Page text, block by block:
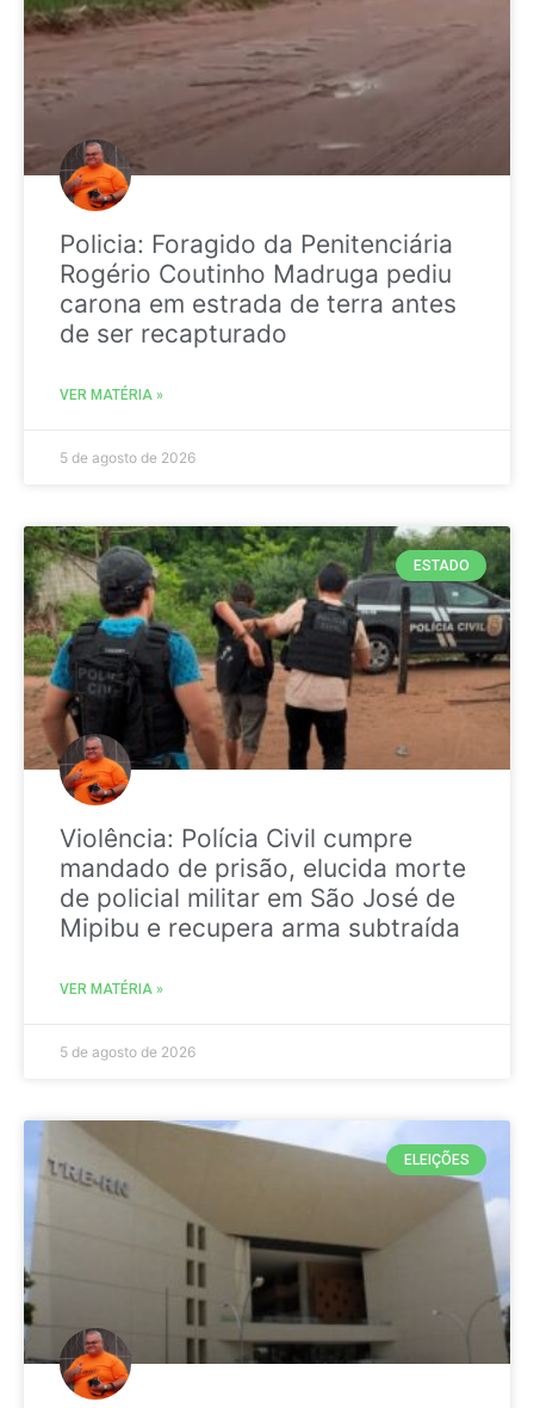
Policia: Foragido da Penitenciária
Rogério Coutinho Madruga pediu
carona em estrada de terra antes
de ser recapturado
VER MATÉRIA »
5 de agosto de 2026
ESTADO
Violência: Polícia Civil cumpre
mandado de prisão, elucida morte
de policial militar em São José de
Mipibu e recupera arma subtraída
VER MATÉRIA »
5 de agosto de 2026
ELEIÇÕES